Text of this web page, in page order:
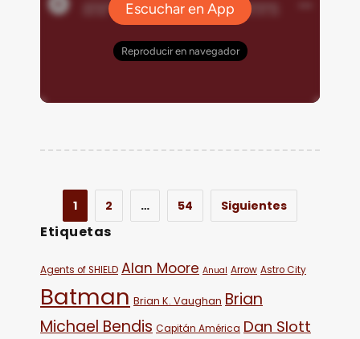
1 2 … 54 Siguientes
Etiquetas
Agents of SHIELD Alan Moore Anual Arrow Astro City
Batman Brian K. Vaughan Brian
Michael Bendis Capitán América Dan Slott